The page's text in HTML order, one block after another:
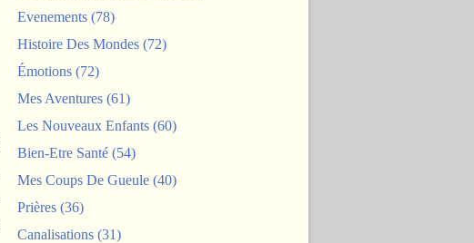
Evenements (78)
Histoire Des Mondes (72)
Émotions (72)
Mes Aventures (61)
Les Nouveaux Enfants (60)
Bien-Etre Santé (54)
Mes Coups De Gueule (40)
Prières (36)
Canalisations (31)